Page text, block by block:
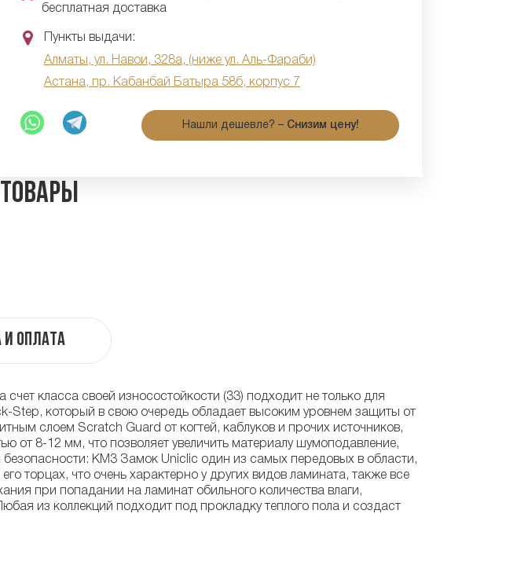
бесплатная доставка
Пункты выдачи:
Алматы, ул. Навои, 328а, (ниже ул. Аль-Фараби)
Астана, пр. Кабанбай Батыра 58б, корпус 7
Нашли дешевле? – Снизим цену!
и оплата
класса своей износостойкости (33) подходит не только для
Step, который в свою очередь обладает высоким уровнем защиты от
слоем Scratch Guard от когтей, каблуков и прочих источников,
от 8-12 мм, что позволяет увеличить материалу шумоподавление,
КМ3 Замок Uniclic один из самых передовых в области,
торцах, что очень характерно у других видов ламината, также все
при попадании на ламинат обильного количества влаги,
из коллекций подходит под прокладку теплого пола и создаст